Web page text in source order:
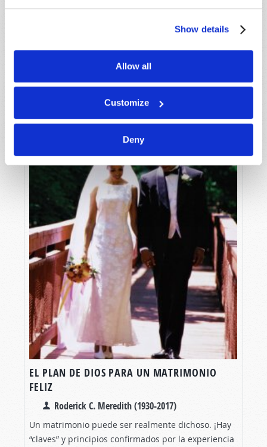
Show details
Allow all
Customize
Deny
LEER MÁS...
EL PLAN DE DIOS PARA UN MATRIMONIO
FELIZ
Roderick C. Meredith (1930-2017)
Un matrimonio puede ser realmente dichoso. ¡Hay
“claves” y principios confirmados por la experiencia